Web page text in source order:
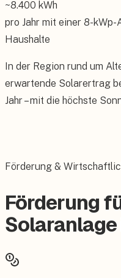
~8.400 kWh
pro Jahr mit einer 8-kWp-
Haushalte
In der Region rund um
erwartende Solarertrag
Jahr – mit die höchste
Förderung &
Förderung